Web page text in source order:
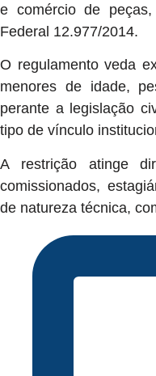
e comércio de
Federal 12.977/2014.
O regulamento veda
menores de idade,
perante a legislação
tipo de vínculo
A restrição atinge
comissionados,
de natureza técnica,